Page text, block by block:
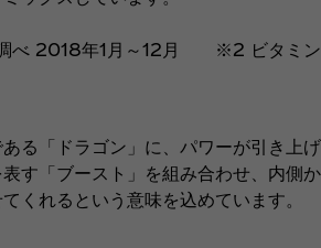
調べ 2018年1月～12月 ※2 ビタミン
る「ドラゴン」に、パワーが引き上げ
す「ブースト」を組み合わせ、内側か
くれるという意味を込めています。